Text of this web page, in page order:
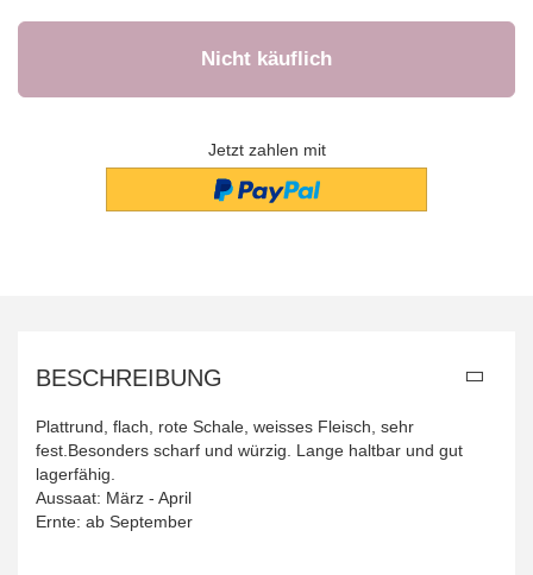
Jetzt zahlen mit
BESCHREIBUNG
Plattrund, flach, rote Schale, weisses Fleisch, sehr
fest.Besonders scharf und würzig. Lange haltbar und gut
lagerfähig.
Aussaat: März - April
Ernte: ab September